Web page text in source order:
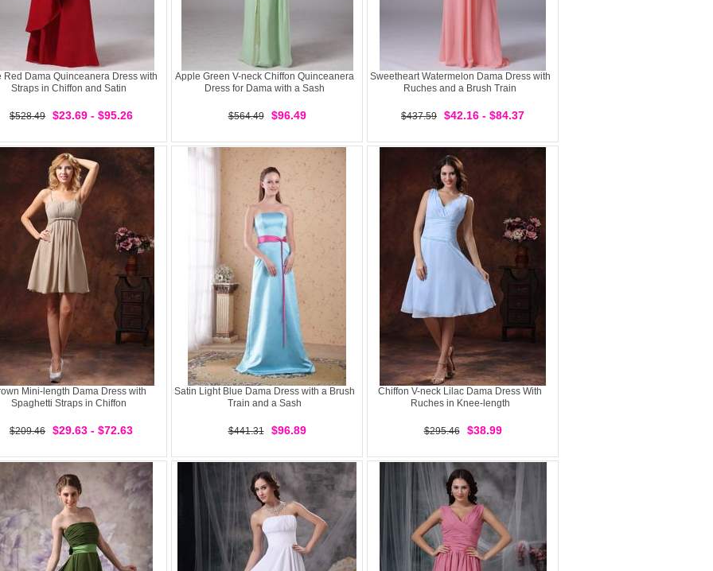
Red Dama Quinceanera Dress with
Straps in Chiffon and Satin
$528.49 $23.69 - $95.26
Apple Green V-neck Chiffon Quinceanera
Dress for Dama with a Sash
$564.49 $96.49
Sweetheart Watermelon Dama Dress with
Ruches and a Brush Train
$437.59 $42.16 - $84.37
Mini-length Dama Dress with
Spaghetti Straps in Chiffon
$209.46 $29.63 - $72.63
Satin Light Blue Dama Dress with a Brush
Train and a Sash
$441.31 $96.89
Chiffon V-neck Lilac Dama Dress With
Ruches in Knee-length
$295.46 $38.99